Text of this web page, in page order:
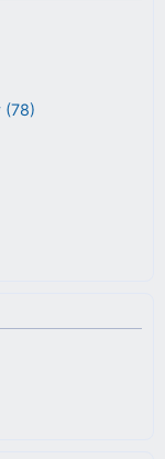
(78)